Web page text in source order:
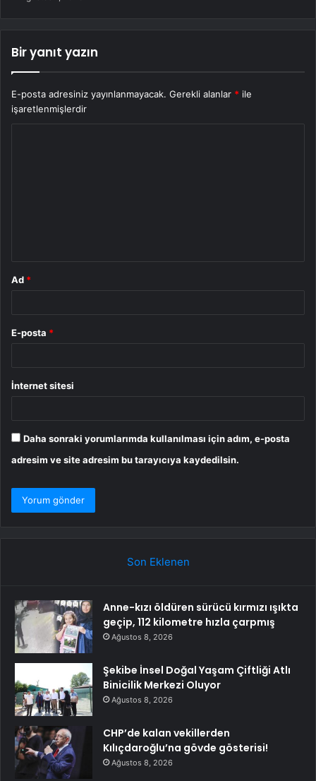
Bir yanıt yazın
E-posta adresiniz yayınlanmayacak. Gerekli alanlar * ile
işaretlenmişlerdir
Ad *
E-posta *
İnternet sitesi
Daha sonraki yorumlarımda kullanılması için adım, e-posta
adresim ve site adresim bu tarayıcıya kaydedilsin.
Son Eklenen
Anne-kızı öldüren sürücü kırmızı ışıkta
geçip, 112 kilometre hızla çarpmış
Ağustos 8, 2026
Şekibe İnsel Doğal Yaşam Çiftliği Atlı
Binicilik Merkezi Oluyor
Ağustos 8, 2026
CHP’de kalan vekillerden
Kılıçdaroğlu’na gövde gösterisi!
Ağustos 8, 2026